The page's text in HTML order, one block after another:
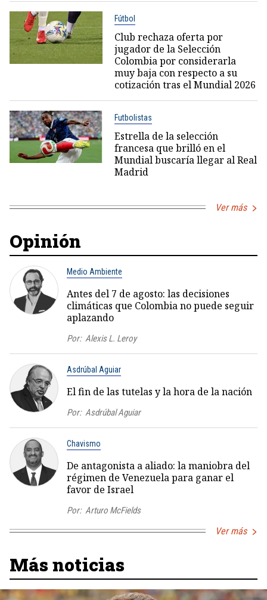
Fútbol
Club rechaza oferta por
jugador de la Selección
Colombia por considerarla
muy baja con respecto a su
cotización tras el Mundial 2026
Futbolistas
Estrella de la selección
francesa que brilló en el
Mundial buscaría llegar al Real
Madrid
Ver más
Opinión
Medio Ambiente
Antes del 7 de agosto: las decisiones
climáticas que Colombia no puede seguir
aplazando
Por: Alexis L. Leroy
Asdrúbal Aguiar
El fin de las tutelas y la hora de la nación
Por: Asdrúbal Aguiar
Chavismo
De antagonista a aliado: la maniobra del
régimen de Venezuela para ganar el
favor de Israel
Por: Arturo McFields
Ver más
Más noticias